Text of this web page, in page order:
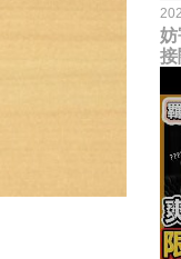
妨
接
題